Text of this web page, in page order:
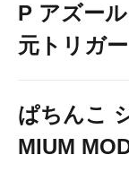
P アズー
元トリガ
ぱちんこ
MIUM